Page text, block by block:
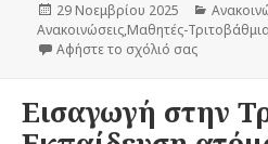
Δημοσιεύτηκε
την
29 Νοεμβρίου 2025
Ανακοινώσεις,Μαθητές-
Αφήστε το σχόλιό σας
Εισαγωγή στην